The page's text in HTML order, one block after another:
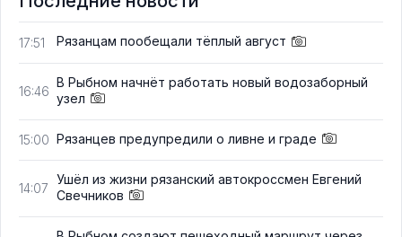
17:51 Рязанцам пообещали тёплый август
16:46
В Рыбном начнёт работать новый водозаборный
узел
15:00 Рязанцев предупредили о ливне и граде
14:07
Ушёл из жизни рязанский автокроссмен Евгений
Свечников